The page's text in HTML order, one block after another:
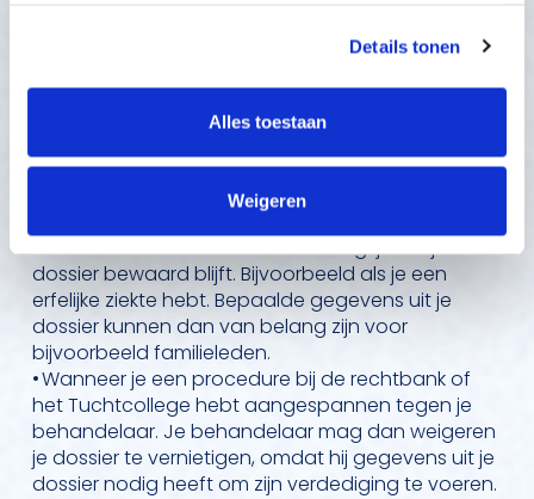
informatie. LET OP, om te kunnen chatten moet u de
cookies accepteren. U kunt altijd anoniem chatten.
Details tonen
Alles toestaan
Weigeren
dossier pas 5 jaar na het stoppen van de dwang
vernietigd worden op jouw verzoek. Ben je bij een
academisch ziekenhuis behandeld, dan geldt er
nog een uitzondering. Bepaalde delen van dat
ontslagbrief (het zogeheten ‘kerndossier') moeten
115 jaar bewaard worden en kunnen voor die tijd
dossier bewaard blijft. Bijvoorbeeld als je een
erfelijke ziekte hebt. Bepaalde gegevens uit je
dossier kunnen dan van belang zijn voor
bijvoorbeeld familieleden.
• Wanneer je een procedure bij de rechtbank of
het Tuchtcollege hebt aangespannen tegen je
behandelaar. Je behandelaar mag dan weigeren
je dossier te vernietigen, omdat hij gegevens uit je
dossier nodig heeft om zijn verdediging te voeren.